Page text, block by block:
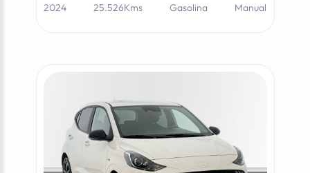
2024 25.526Kms Gasolina Manual